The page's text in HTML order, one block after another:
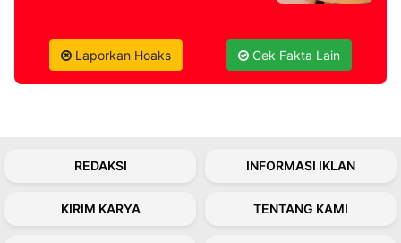
Laporkan Hoaks Cek Fakta Lain
REDAKSI INFORMASI IKLAN
KIRIM KARYA TENTANG KAMI